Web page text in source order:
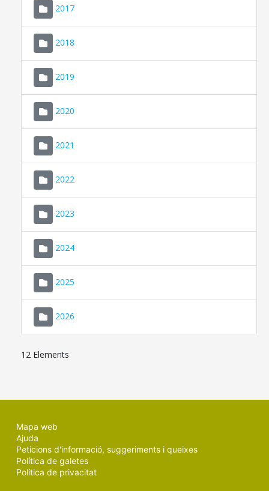
2017
2018
2019
2020
2021
2022
2023
2024
2025
2026
12 Elements
Mapa web
Ajuda
Peticions d'informació, suggeriments i queixes
Política de galetes
Política de privacitat